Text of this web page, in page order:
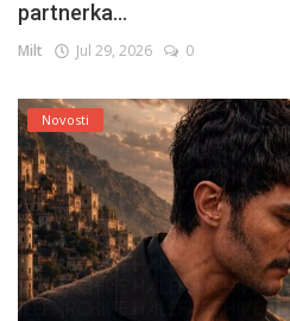
partnerka...
Milt Jul 29, 2026 0
Novosti